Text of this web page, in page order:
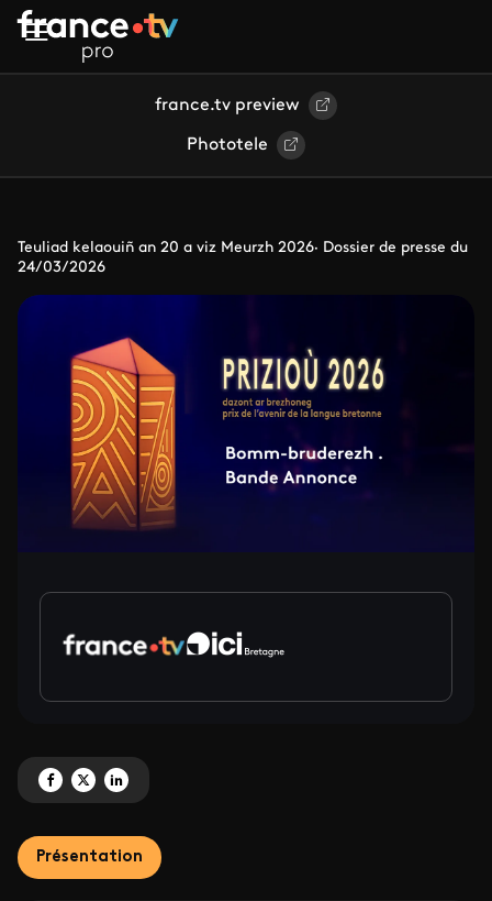
Aller au contenu principal
france.tv preview
Phototele
Teuliad kelaouiñ an 20 a viz Meurzh 2026· Dossier de presse du
24/03/2026
Partagez '[node:field_titre_bandeau:value]' sur Facebook
Partagez '[node:field_titre_bandeau:value]' sur X
Partagez '[node:field_titre_bandeau:value]' sur LinkedIn
Présentation